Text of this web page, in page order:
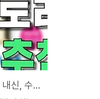
한완수 자이스토리 추천! 내신, 수능 대비 수학 문제집